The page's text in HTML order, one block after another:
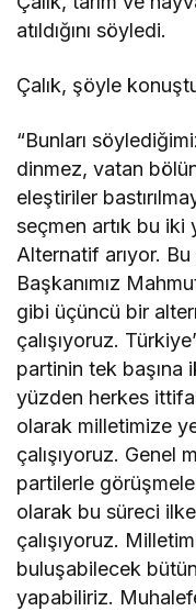
atıldığını söyledi.
Çalık, şöyle
“Bunları
dinmez, vatan
eleştiriler
seçmen artık bu iki
Alternatif arıyor.
Başkanımız
gibi üçüncü bir
çalışıyoruz.
partinin tek başına
yüzden herkes
olarak milletimize
çalışıyoruz. Genel
partilerle
olarak bu süreci
çalışıyoruz.
buluşabilecek
yapabiliriz.